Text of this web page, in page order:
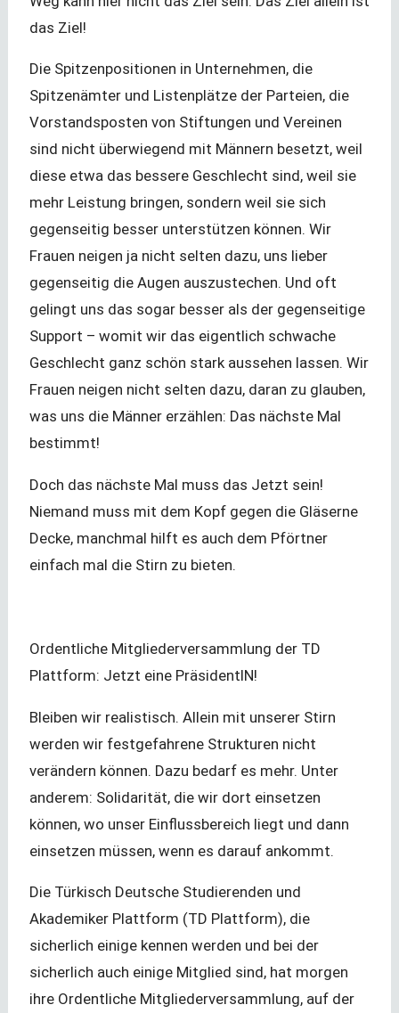
das Ziel!
Die Spitzenpositionen in Unternehmen, die
Spitzenämter und Listenplätze der Parteien, die
Vorstandsposten von Stiftungen und Vereinen
sind nicht überwiegend mit Männern besetzt, weil
diese etwa das bessere Geschlecht sind, weil sie
mehr Leistung bringen, sondern weil sie sich
gegenseitig besser unterstützen können. Wir
Frauen neigen ja nicht selten dazu, uns lieber
gegenseitig die Augen auszustechen. Und oft
gelingt uns das sogar besser als der gegenseitige
Support – womit wir das eigentlich schwache
Geschlecht ganz schön stark aussehen lassen. Wir
Frauen neigen nicht selten dazu, daran zu glauben,
was uns die Männer erzählen: Das nächste Mal
bestimmt!
Doch das nächste Mal muss das Jetzt sein!
Niemand muss mit dem Kopf gegen die Gläserne
Decke, manchmal hilft es auch dem Pförtner
einfach mal die Stirn zu bieten.
Ordentliche Mitgliederversammlung der TD
Plattform: Jetzt eine PräsidentIN!
Bleiben wir realistisch. Allein mit unserer Stirn
werden wir festgefahrene Strukturen nicht
verändern können. Dazu bedarf es mehr. Unter
anderem: Solidarität, die wir dort einsetzen
können, wo unser Einflussbereich liegt und dann
einsetzen müssen, wenn es darauf ankommt.
Die Türkisch Deutsche Studierenden und
Akademiker Plattform (TD Plattform), die
sicherlich einige kennen werden und bei der
sicherlich auch einige Mitglied sind, hat morgen
ihre Ordentliche Mitgliederversammlung, auf der